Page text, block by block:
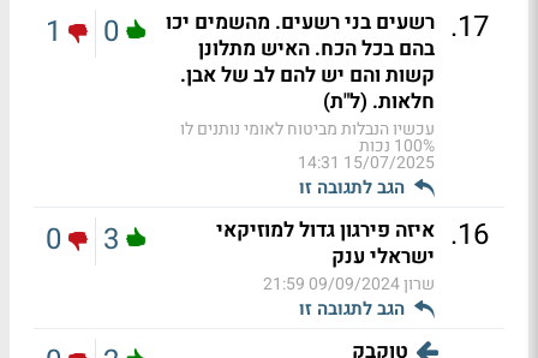
17
. רשעים בני רשעים. מהשמים יכו
בהם בכל הכח. האיש מתלונן
קשות והם יש להם לב של אבן.
חלאות. (ל"ת)
עכשיו הנבלות מביטוח לאומי נותנים לו
100% נכות
15/07/2025 14:31
הגב לתגובה זו
0
1
16
. איזה פירגון גדול למוזיקאי
ישראלי ענק
שרון09/09/2024 21:59
הגב לתגובה זו
3
0
טוקבק